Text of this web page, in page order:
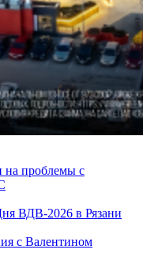
на проблемы с
ВДВ-2026 в Рязани
с Валентином